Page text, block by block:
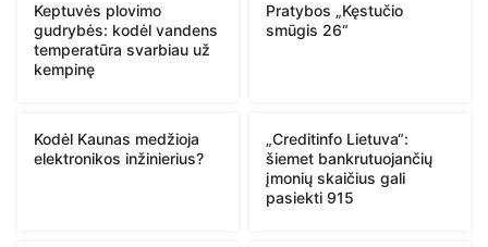
Keptuvės plovimo
gudrybės: kodėl vandens
temperatūra svarbiau už
kempinę
Pratybos „Kęstučio
smūgis 26“
Kodėl Kaunas medžioja
elektronikos inžinierius?
„Creditinfo Lietuva“:
šiemet bankrutuojančių
įmonių skaičius gali
pasiekti 915